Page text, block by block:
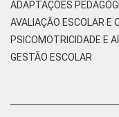
ADAPTAÇÕES
AVALIAÇÃO ESCOLAR E
PSICOMOTRICIDADE E
GESTÃO ESCOLAR